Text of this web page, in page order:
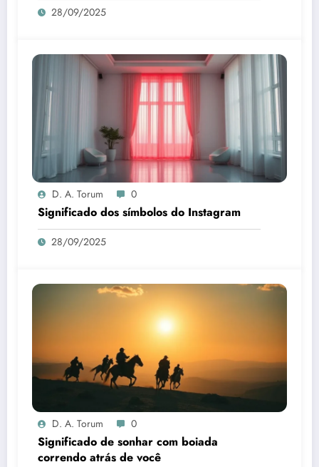
28/09/2025
D. A. Torum 0
Significado dos símbolos do Instagram
28/09/2025
D. A. Torum 0
Significado de sonhar com boiada
correndo atrás de você